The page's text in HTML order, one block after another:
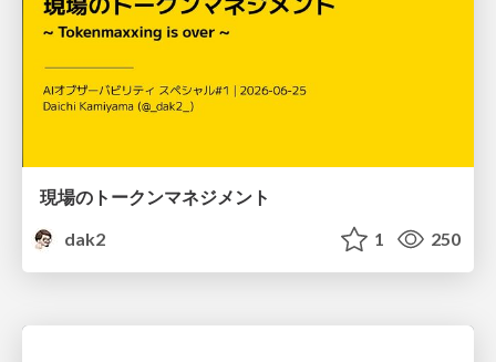
現場のトークンマネジメント
dak2
1 250